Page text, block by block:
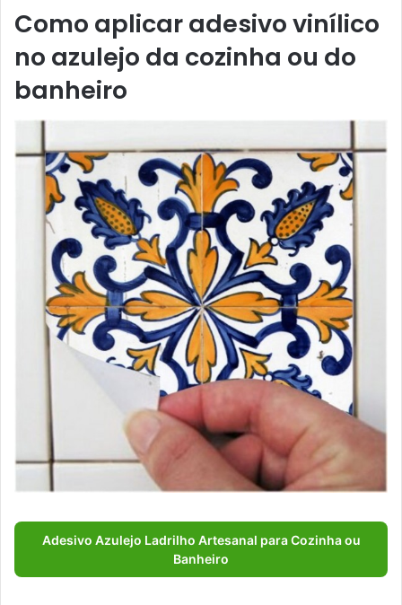
Como aplicar adesivo vinílico
no azulejo da cozinha ou do
banheiro
Adesivo Azulejo Ladrilho Artesanal para Cozinha ou
Banheiro